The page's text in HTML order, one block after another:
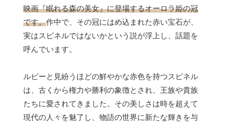
映画『眠れる森の美女』に登場するオーロラ姫の冠
です。作中で、その冠にはめ込まれた赤い宝石が、
実はスピネルではないかという説が浮上し、話題を
呼んでいます。
ルビーと見紛うほどの鮮やかな赤色を持つスピネル
は、古くから権力や勝利の象徴とされ、王族や貴族
たちに愛されてきました。その美しさは時を超えて
現代の人々を魅了し、物語の世界に新たな輝きを与